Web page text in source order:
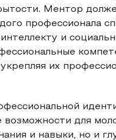
Ментор
профессионала
и
их
возможности для
и навыки, но и